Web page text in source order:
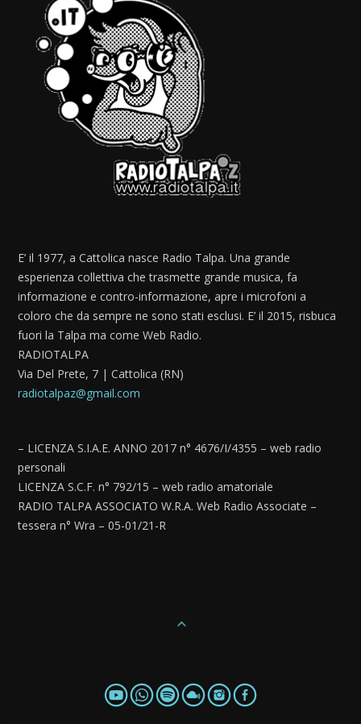
E’ il 1977, a Cattolica nasce Radio Talpa. Una grande
esperienza collettiva che trasmette grande musica, fa
informazione e contro-informazione, apre i microfoni a
coloro che da sempre ne sono stati esclusi. E’ il 2015, risbuca
fuori la Talpa ma come Web Radio.
RADIOTALPA
Via Del Prete, 7 | Cattolica (RN)
radiotalpaz@gmail.com
– LICENZA S.I.A.E. ANNO 2017 n° 4676/I/4355 – web radio
personali
LICENZA S.C.F. n° 792/15 – web radio amatoriale
RADIO TALPA ASSOCIATO W.R.A. Web Radio Associate –
tessera n° Wra – 05-01/21-R